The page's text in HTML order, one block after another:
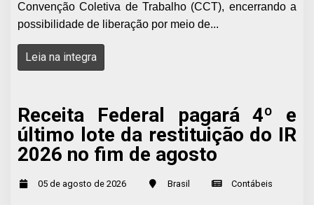
Convenção Coletiva de Trabalho (CCT), encerrando a
possibilidade de liberação por meio de...
Leia na integra
Receita Federal pagará 4º e
último lote da restituição do IR
2026 no fim de agosto
05 de agosto de 2026 Brasil Contábeis